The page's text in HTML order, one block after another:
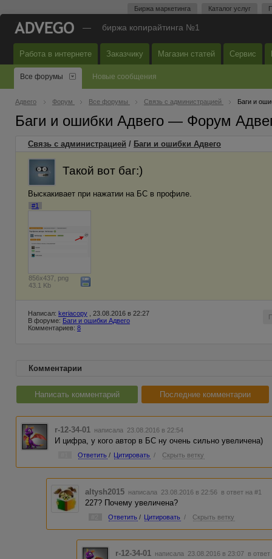
Биржа маркетинга Каталог услуг
— биржа копирайтинга №1
Работа в интернете Заказчику Магазин статей Сервис
Все форумы Новые сообщения
Адвего Форум Все форумы Связь с администрацией Баги и
Баги и ошибки Адвего — Форум
Связь с администрацией / Баги и ошибки Адвего
Такой вот баг:)
Выскакивает при нажатии на БС в профиле.
#1
856x437, png
43.1 Kb
Написал: keriacopy , 23.08.2016 в 22:27
В форуме: Баги и ошибки Адвего
Комментариев: 8
Комментарии
Написать комментарий Последние комментарии
r-12-34-01 написала 23.08.2016 в 22:54
И цифра, у кого автор в БС ну очень сильно увеличена)
Ответить / Цитировать / Скрыть ветку
altysh2015 написала 23.08.2016 в 22:56 в ответ на #1
227? Почему увеличена?
Ответить / Цитировать / Скрыть ветку
r-12-34-01 написала 23.08.2016 в 23:07 в